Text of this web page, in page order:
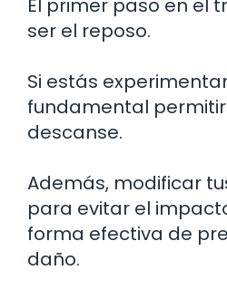
El primer paso en el
ser el reposo.
Si estás
fundamental
descanse.
Además, modificar
para evitar el
forma efectiva de
daño.